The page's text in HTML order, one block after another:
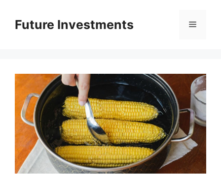
вмістуFuture Investments Меню